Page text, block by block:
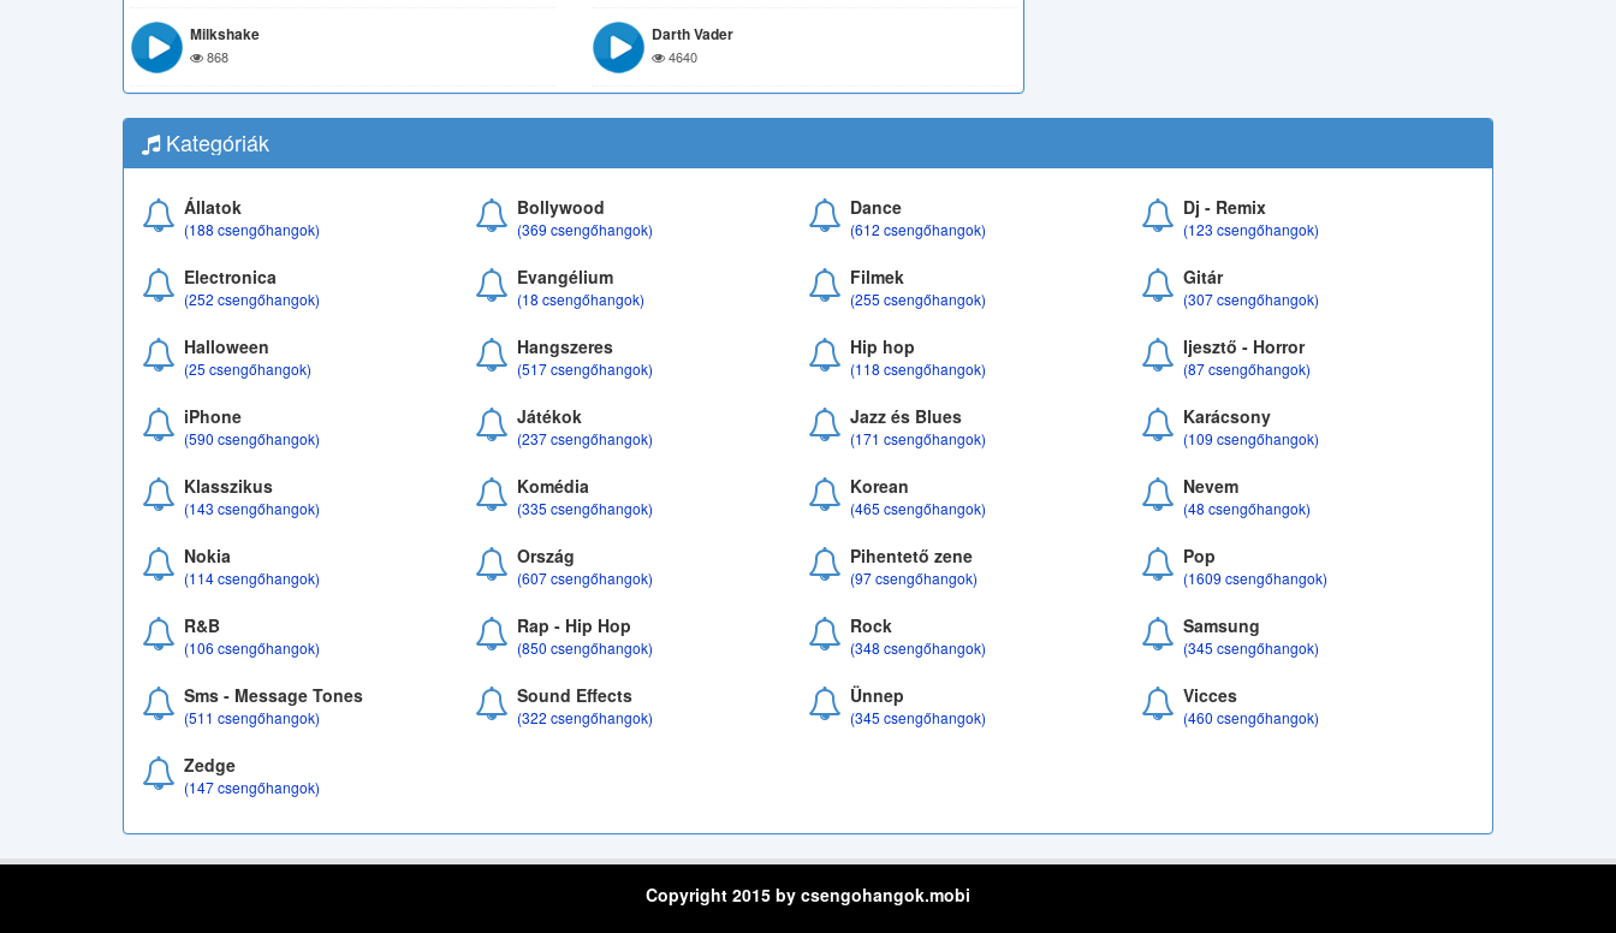
Milkshake
868
Darth Vader
4640
Kategóriák
Állatok
(188 csengőhangok)
Bollywood
(369 csengőhangok)
Dance
(612 csengőhangok)
Dj - Remix
(123 csengőhangok)
Electronica
(252 csengőhangok)
Evangélium
(18 csengőhangok)
Filmek
(255 csengőhangok)
Gitár
(307 csengőhangok)
Halloween
(25 csengőhangok)
Hangszeres
(517 csengőhangok)
Hip hop
(118 csengőhangok)
Ijesztő - Horror
(87 csengőhangok)
iPhone
(590 csengőhangok)
Játékok
(237 csengőhangok)
Jazz és Blues
(171 csengőhangok)
Karácsony
(109 csengőhangok)
Klasszikus
(143 csengőhangok)
Komédia
(335 csengőhangok)
Korean
(465 csengőhangok)
Nevem
(48 csengőhangok)
Nokia
(114 csengőhangok)
Ország
(607 csengőhangok)
Pihentető zene
(97 csengőhangok)
Pop
(1609 csengőhangok)
R&B
(106 csengőhangok)
Rap - Hip Hop
(850 csengőhangok)
Rock
(348 csengőhangok)
Samsung
(345 csengőhangok)
Sms - Message Tones
(511 csengőhangok)
Sound Effects
(322 csengőhangok)
Ünnep
(345 csengőhangok)
Vicces
(460 csengőhangok)
Zedge
(147 csengőhangok)
Copyright 2015 by csengohangok.mobi